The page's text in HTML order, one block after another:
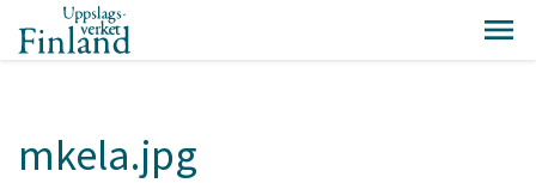
mkela.jpg